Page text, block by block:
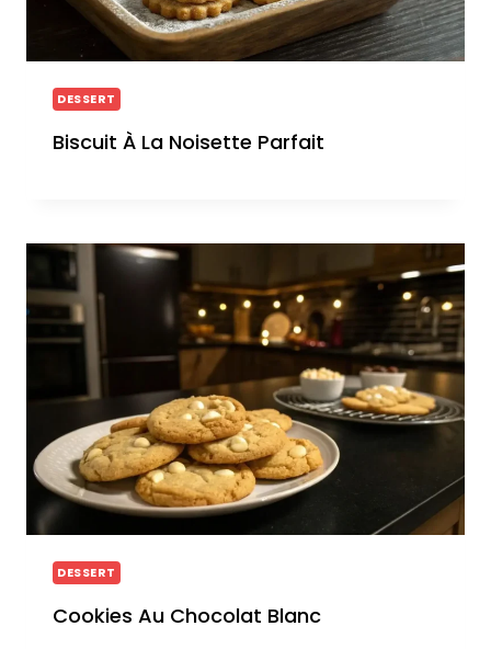
DESSERT
Biscuit À La Noisette Parfait
DESSERT
Cookies Au Chocolat Blanc